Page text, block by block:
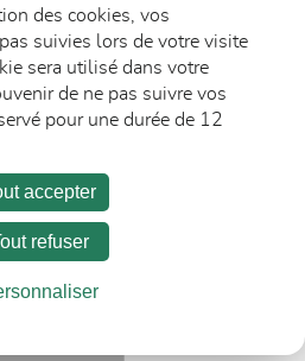
Espace Presse
communications
des cookies, vos
suivies lors de votre visite
sera utilisé dans votre
de ne pas suivre vos
pour une durée de 12
accepter
refuser